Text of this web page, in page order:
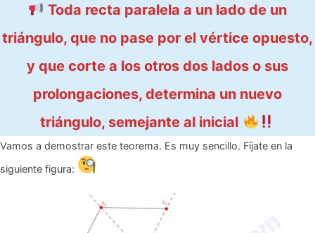
Toda recta paralela a un lado de un
triángulo, que no pase por el vértice opuesto,
y que corte a los otros dos lados o sus
prolongaciones, determina un nuevo
triángulo, semejante al inicial
Vamos a demostrar este teorema. Es muy sencillo. Fíjate en la
siguiente figura: